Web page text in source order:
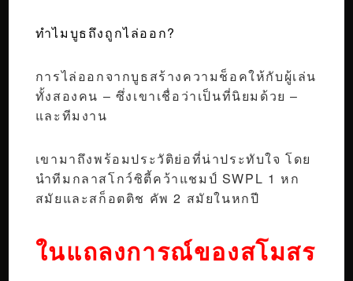
ทำไมบูธถึงถูกไล่ออก?
การไล่ออกจากบูธสร้างความช็อคให้กับผู้เล่น
ทั้งสองคน – ซึ่งเขาเชื่อว่าเป็นที่นิยมด้วย –
และทีมงาน
เขามาถึงพร้อมประวัติย่อที่น่าประทับใจ โดย
นำทีมกลาสโกว์ซิตี้คว้าแชมป์ SWPL 1 หก
สมัยและสก็อตติช คัพ 2 สมัยในหกปี
ในแถลงการณ์ของสโมสร